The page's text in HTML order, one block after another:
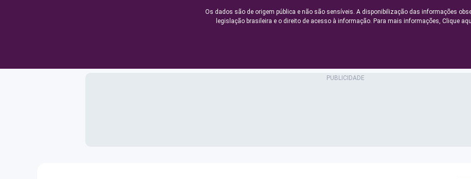
Os dados são de origem pública e não são sensíveis. A disponibilização das informações
legislação brasileira e o direito de acesso à informação. Para mais informações, Clique